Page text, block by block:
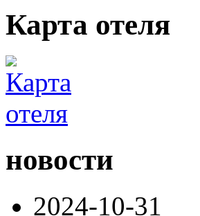
Карта отеля
новости
2024-10-31